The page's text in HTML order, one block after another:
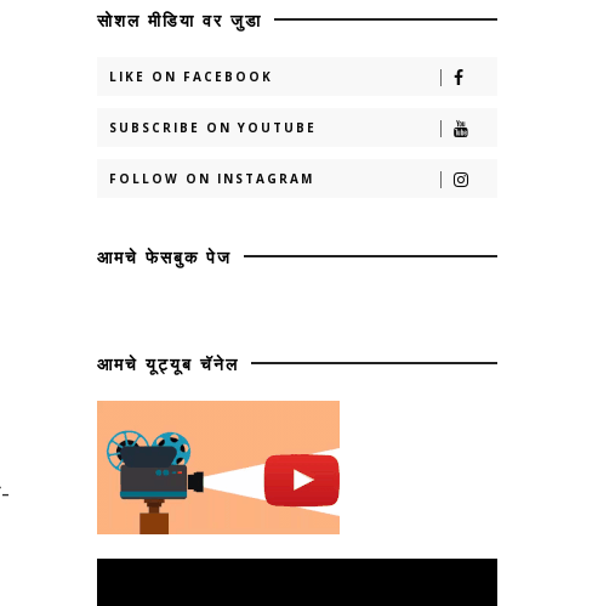
सोशल मीडिया वर जुडा
LIKE ON FACEBOOK
SUBSCRIBE ON YOUTUBE
FOLLOW ON INSTAGRAM
आमचे फेसबुक पेज
आमचे यूट्यूब चॅनेल